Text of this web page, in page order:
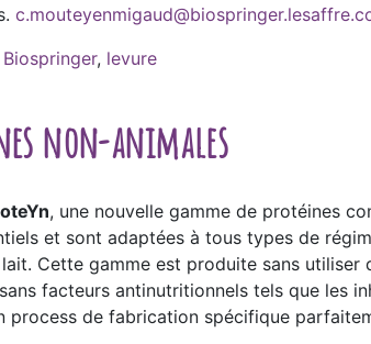
Biospringer, levure
non-animales
, une nouvelle gamme de protéines
et sont adaptées à tous types de
Cette gamme est produite sans utiliser
facteurs antinutritionnels tels que les
process de fabrication spécifique